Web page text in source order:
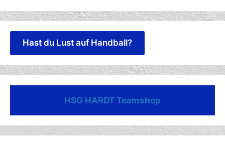
Hast du Lust auf Handball?
HSG HARDT Teamshop